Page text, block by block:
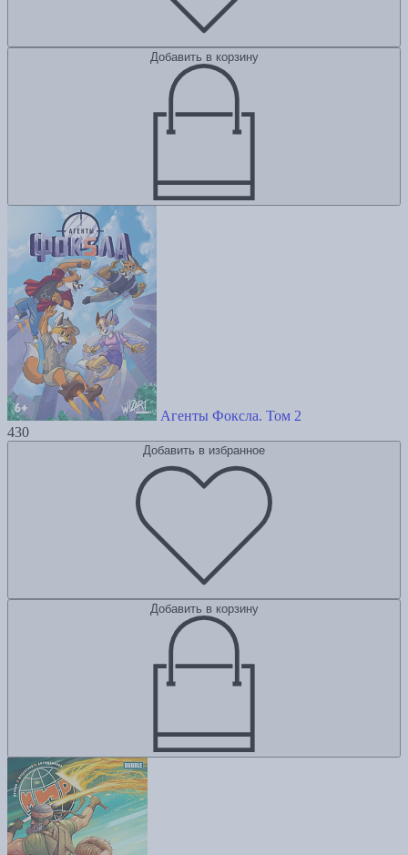
Добавить в корзину
Агенты Фоксла. Том 2
430
Добавить в избранное
Добавить в корзину